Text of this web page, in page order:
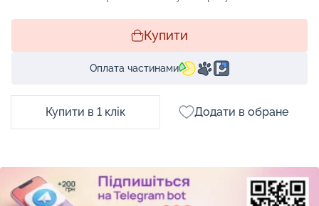
Купити
Оплата частинами
Купити в 1 клік Додати в обране